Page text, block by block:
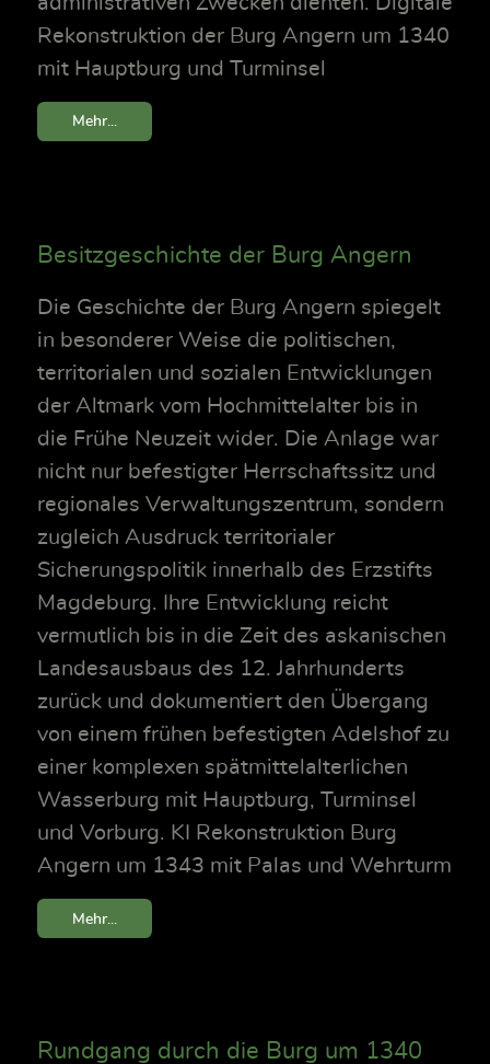
Rekonstruktion der Burg Angern um 1340
mit Hauptburg und Turminsel
Mehr...
Besitzgeschichte der Burg Angern
Die Geschichte der Burg Angern spiegelt
in besonderer Weise die politischen,
territorialen und sozialen Entwicklungen
der Altmark vom Hochmittelalter bis in
die Frühe Neuzeit wider. Die Anlage war
nicht nur befestigter Herrschaftssitz und
regionales Verwaltungszentrum, sondern
zugleich Ausdruck territorialer
Sicherungspolitik innerhalb des Erzstifts
Magdeburg. Ihre Entwicklung reicht
vermutlich bis in die Zeit des askanischen
Landesausbaus des 12. Jahrhunderts
zurück und dokumentiert den Übergang
von einem frühen befestigten Adelshof zu
einer komplexen spätmittelalterlichen
Wasserburg mit Hauptburg, Turminsel
und Vorburg. KI Rekonstruktion Burg
Angern um 1343 mit Palas und Wehrturm
Mehr...
Rundgang durch die Burg um 1340